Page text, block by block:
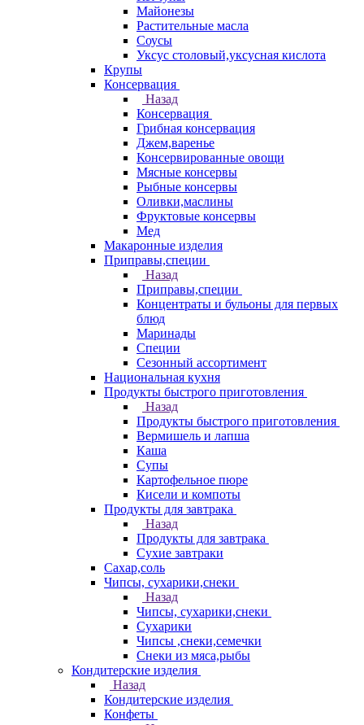
Майонезы
Растительные масла
Соусы
Уксус столовый,уксусная кислота
Крупы
Консервация
Назад
Консервация
Грибная консервация
Джем,варенье
Консервированные овощи
Мясные консервы
Рыбные консервы
Оливки,маслины
Фруктовые консервы
Мед
Макаронные изделия
Приправы,специи
Назад
Приправы,специи
Концентраты и бульоны для первых
блюд
Маринады
Специи
Сезонный ассортимент
Национальная кухня
Продукты быстрого приготовления
Назад
Продукты быстрого приготовления
Вермишель и лапша
Каша
Супы
Картофельное пюре
Кисели и компоты
Продукты для завтрака
Назад
Продукты для завтрака
Сухие завтраки
Сахар,соль
Чипсы, сухарики,снеки
Назад
Чипсы, сухарики,снеки
Сухарики
Чипсы ,снеки,семечки
Снеки из мяса,рыбы
Кондитерские изделия
Назад
Кондитерские изделия
Конфеты